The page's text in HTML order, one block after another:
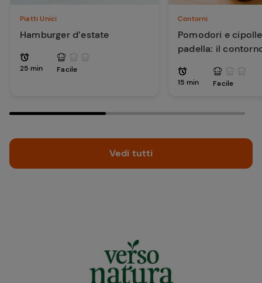
Piatti Unici
Hamburger d’estate
25 min Facile
Contorni
Pomodori e
padella: il
15 min Facile
Vedi tutti